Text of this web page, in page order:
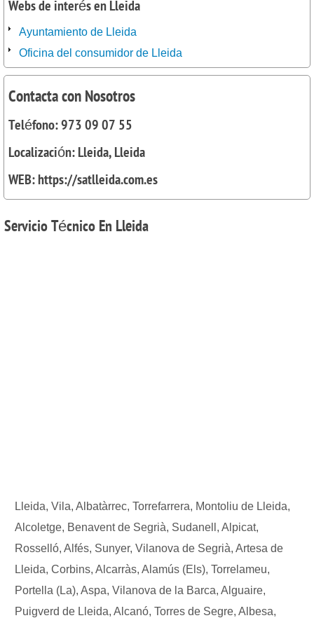
Webs de interés en Lleida
Ayuntamiento de Lleida
Oficina del consumidor de Lleida
Contacta con Nosotros
Teléfono: 973 09 07 55
Localización: Lleida, Lleida
WEB: https://satlleida.com.es
ServicioTécnico En Lleida
Lleida, Vila, Albatàrrec, Torrefarrera, Montoliu de Lleida,
Alcoletge, Benavent de Segrià, Sudanell, Alpicat,
Rosselló, Alfés, Sunyer, Vilanova de Segrià, Artesa de
Lleida, Corbins, Alcarràs, Alamús (Els), Torrelameu,
Portella (La), Aspa, Vilanova de la Barca, Alguaire,
Puigverd de Lleida, Alcanó, Torres de Segre, Albesa,